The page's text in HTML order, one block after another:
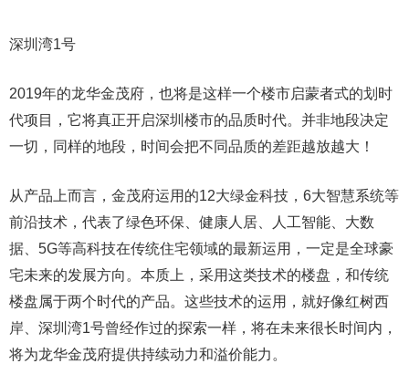
深圳湾1号
2019年的龙华金茂府，也将是这样一个楼市启蒙者式的划时
代项目，它将真正开启深圳楼市的品质时代。并非地段决定
一切，同样的地段，时间会把不同品质的差距越放越大！
从产品上而言，金茂府运用的12大绿金科技，6大智慧系统等
前沿技术，代表了绿色环保、健康人居、人工智能、大数
据、5G等高科技在传统住宅领域的最新运用，一定是全球豪
宅未来的发展方向。本质上，采用这类技术的楼盘，和传统
楼盘属于两个时代的产品。这些技术的运用，就好像红树西
岸、深圳湾1号曾经作过的探索一样，将在未来很长时间内，
将为龙华金茂府提供持续动力和溢价能力。